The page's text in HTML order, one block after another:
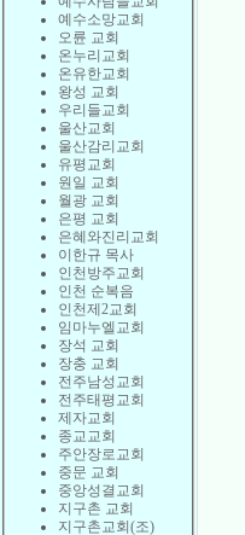
예수소망교회
오륜 교회
온누리교회
온유한교회
왕성 교회
우리들교회
울산교회
울산감리교회
유평교회
원일 교회
월광 교회
은평 교회
은혜와진리교회
이한규 목사
인천방주교회
인천 순복음
인천제2교회
임마누엘교회
장석 교회
장충 교회
전주남성교회
전주태평교회
제자교회
종교교회
주안장로교회
중문 교회
중앙성결교회
지구촌 교회
지구촌교회(조)